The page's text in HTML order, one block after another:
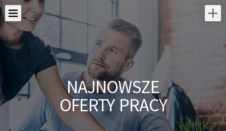
NAJNOWSZE
OFERTY PRACY